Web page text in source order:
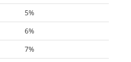
5%
6%
7%